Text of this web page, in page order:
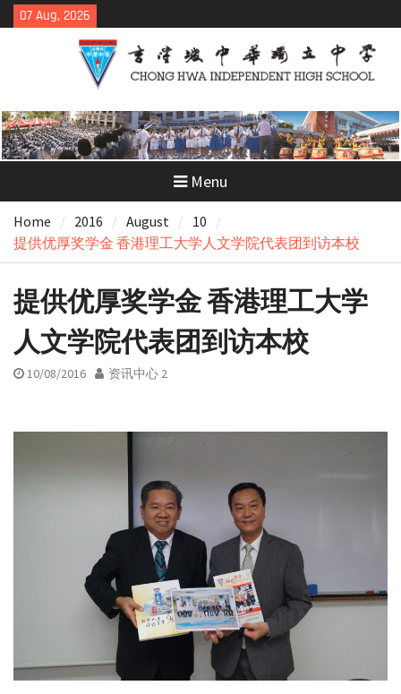
Skip
to
07 Aug, 2026
Menu
Home 2016 August
10
提供优厚奖学金 香港理工大学人文学院代表团到访本校
提供优厚奖学金 香港理工大学
人文学院代表团到访本校
10/08/2016 资讯中心 2